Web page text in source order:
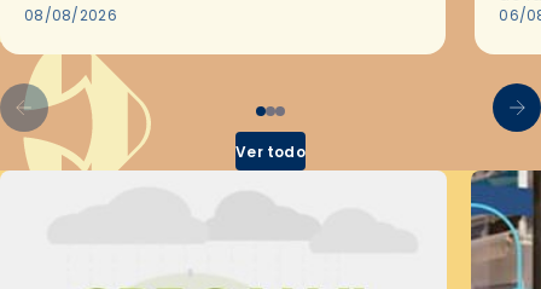
08/08/2026
en
06/
Ver todo